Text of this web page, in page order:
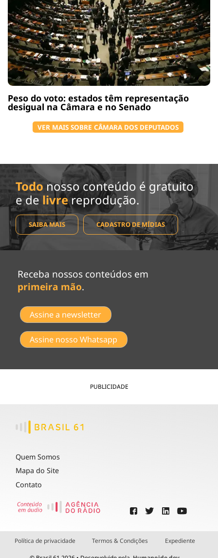
Peso do voto: estados têm representação
desigual na Câmara e no Senado
VER MAIS SOBRE CÂMARA DOS DEPUTADOS
Todo nosso conteúdo é gratuito
e de livrereprodução.
SAIBA MAIS CADASTRO DE MÍDIAS
Receba nossos conteúdos em
primeira mão.
Assine a newsletter
Assine nosso Whatsapp
PUBLICIDADE
Quem Somos
Mapa do Site
Contato
Política de privacidade Termos & Condições Expediente